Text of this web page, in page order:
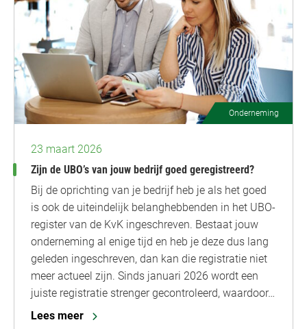
Onderneming
23 maart 2026
Zijn de UBO’s van jouw bedrijf goed geregistreerd?
Bij de oprichting van je bedrijf heb je als het goed
is ook de uiteindelijk belanghebbenden in het UBO-
register van de KvK ingeschreven. Bestaat jouw
onderneming al enige tijd en heb je deze dus lang
geleden ingeschreven, dan kan die registratie niet
meer actueel zijn. Sinds januari 2026 wordt een
juiste registratie strenger gecontroleerd, waardoor…
Lees meer